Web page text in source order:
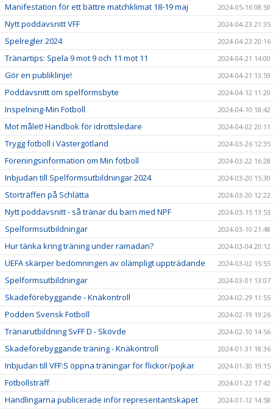
Manifestation för ett bättre matchklimat 18-19 maj 2024-05-16 08:50
Nytt poddavsnitt VFF 2024-04-23 21:35
Spelregler 2024 2024-04-23 20:16
Tränartips: Spela 9 mot 9 och 11 mot 11 2024-04-21 14:00
Gör en publiklinje! 2024-04-21 13:59
Poddavsnitt om spelformsbyte 2024-04-12 11:20
Inspelning-Min Fotboll 2024-04-10 18:42
Mot målet! Handbok för idrottsledare 2024-04-02 20:11
Trygg fotboll i Västergötland 2024-03-26 12:35
Föreningsinformation om Min fotboll 2024-03-22 16:28
Inbjudan till Spelformsutbildningar 2024 2024-03-20 15:30
Storträffen på Schlätta 2024-03-20 12:22
Nytt poddavsnitt - så tränar du barn med NPF 2024-03-15 13:53
Spelformsutbildningar 2024-03-10 21:48
Hur tänka kring träning under ramadan? 2024-03-04 20:12
UEFA skärper bedömningen av olämpligt uppträdande 2024-03-02 15:55
Spelformsutbildningar 2024-03-01 13:07
Skadeförebyggande - Knäkontroll 2024-02-29 11:55
Podden Svensk Fotboll 2024-02-19 19:26
Tränarutbildning SvFF D - Skövde 2024-02-10 14:56
Skadeförebyggande träning - Knäkontroll 2024-01-31 18:36
Inbjudan till VFF:S öppna träningar för flickor/pojkar 2024-01-30 19:15
Fotbollsträff 2024-01-22 17:42
Handlingarna publicerade inför representantskapet 2024-01-12 14:58